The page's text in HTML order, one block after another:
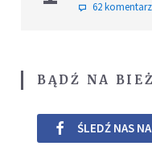
intencji
62
BĄDŹ NA
ŚLEDŹ NAS